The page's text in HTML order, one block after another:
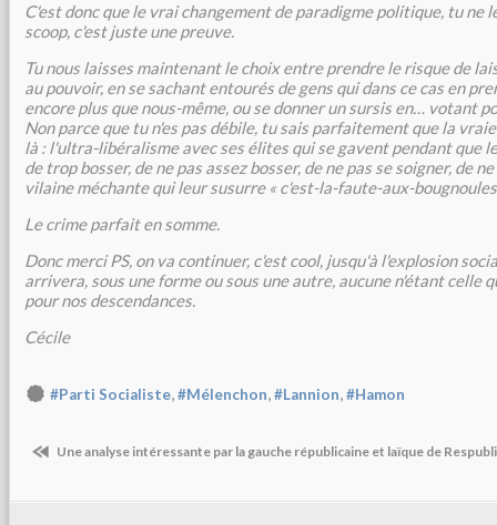
C'est donc que le vrai changement de paradigme politique, tu ne
scoop, c'est juste une preuve.
Tu nous laisses maintenant le choix entre prendre le risque de
au pouvoir, en se sachant entourés de gens qui dans ce cas en
encore plus que nous-même, ou se donner un sursis en… votant
Non parce que tu n'es pas débile, tu sais parfaitement que la
là : l'ultra-libéralisme avec ses élites qui se gavent pendant que
de trop bosser, de ne pas assez bosser, de ne pas se soigner, de
vilaine méchante qui leur susurre « c'est-la-faute-aux-
Le crime parfait en somme.
Donc merci PS, on va continuer, c'est cool, jusqu'à l'explosion
arrivera, sous une forme ou sous une autre, aucune n'étant celle
pour nos descendances.
Cécile
#Parti Socialiste,#Mélenchon,#Lannion,#Hamon
Une analyse intéressante par la gauche républicaine et laïque de